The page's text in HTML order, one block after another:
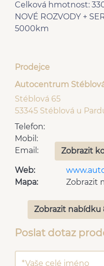
Celková hmotnost:
NOVÉ ROZVODY +
5000km
Prodejce
Autocentrum
Stéblová 65
53345 Stéblová u
Telefon:
Mobil:
Email:
Zobrazit
Web:
Mapa:
Zobrazit
Zobrazit nabídku
Poslat dotaz